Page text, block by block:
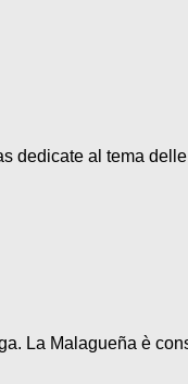
dedicate al tema
La Malagueña è